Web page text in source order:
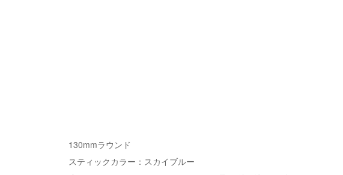
130mmラウンド
スティックカラー：スカイブルー